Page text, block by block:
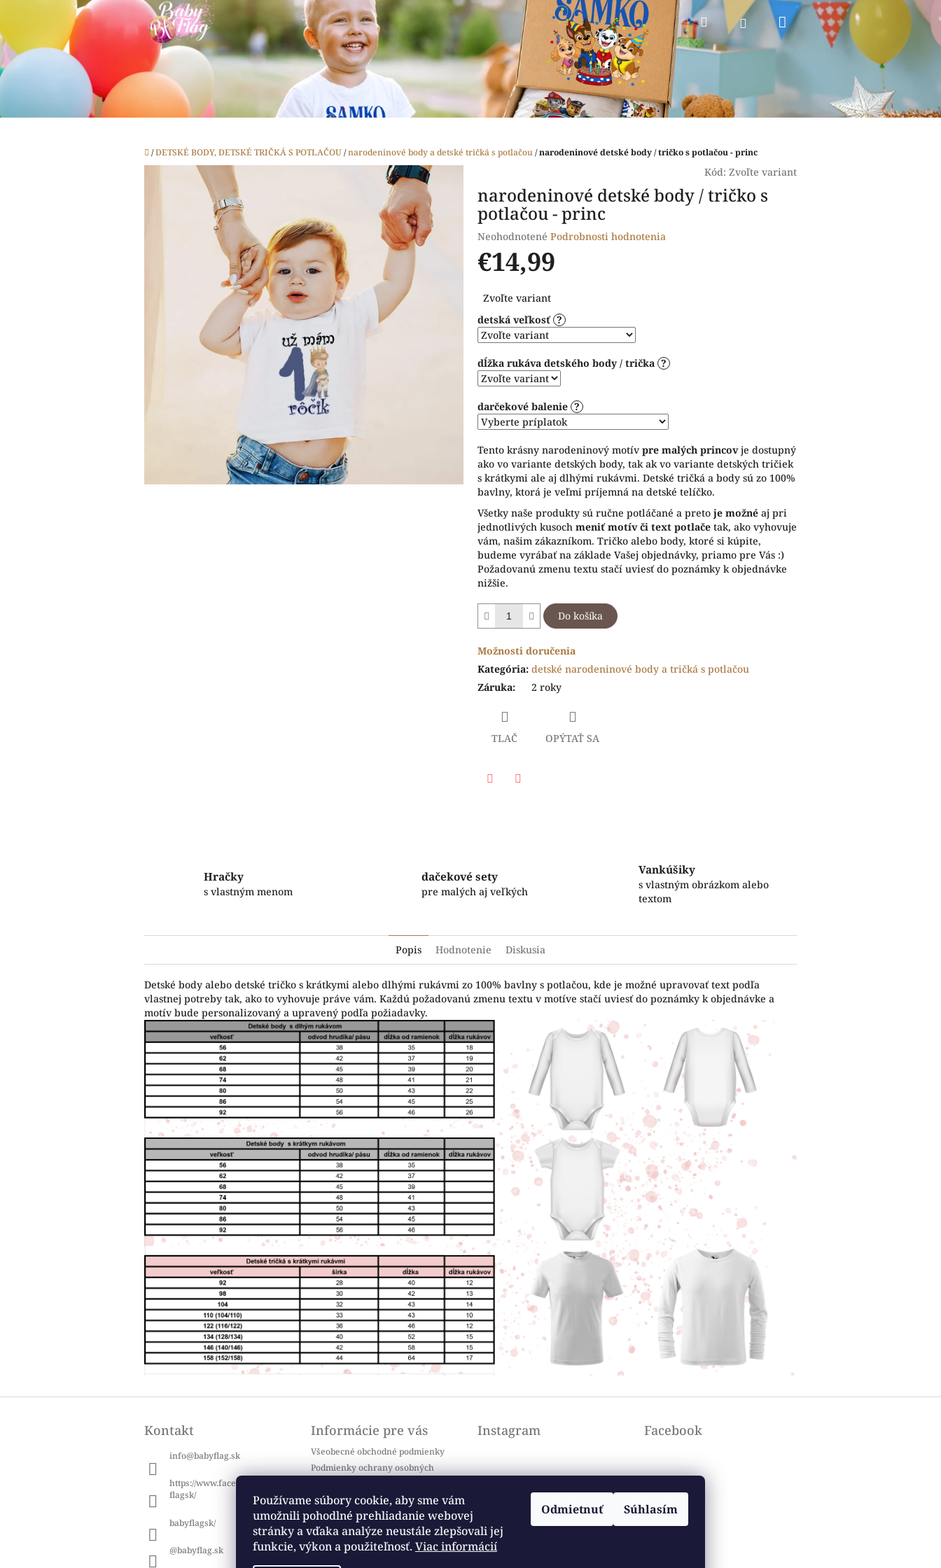
Používame súbory cookie, aby sme vám
umožnili pohodlné prehliadanie webovej
stránky a vďaka analýze neustále zlepšovali jej
funkcie, výkon a použiteľnosť. Viac informácií
Odmietnuť Súhlasím
obsah
HľadaťPrihlásenieNákupný
Domov
/DETSKÉ BODY, DETSKÉ TRIČKÁ S POTLAČOU/narodeninové body a detské tričká s potlačou/narodeninové detské body / tričko s potlačou - princ
Kód: Zvoľte variant
narodeninové detské body / tričko s
potlačou - princ
Priemerné
hodnotenie
produktu
0,0
5
hviezdičiek.
Neohodnotené Podrobnosti hodnotenia
€14,99
cena:
Zvoľte variant
detská veľkosť ?
dĺžka rukáva detského body / trička ?
darčekové balenie ?
Tento krásny narodeninový motív pre malých princovje dostupný
ako vo variante detských body, tak ak vo variante detských tričiek
s krátkymi ale aj dlhými rukávmi. Detské tričká a body sú zo 100%
bavlny, ktorá je veľmi príjemná na detské telíčko.
Všetky naše produkty sú ručne potláčané a preto je možné aj pri
jednotlivých kusoch meniť motív či text potlače tak, ako vyhovuje
vám, našim zákazníkom. Tričko alebo body, ktoré si kúpite,
budeme vyrábať na základe Vašej objednávky, priamo pre Vás :)
Požadovanú zmenu textu stačí uviesť do poznámky k objednávke
nižšie.
Do košíka
Možnosti doručenia
Kategória: detské narodeninové body a tričká s potlačou
Záruka: 2 roky
TLAČ OPÝTAŤ SA
Hračky
s vlastným menom
dačekové sety
pre malých aj veľkých
Vankúšiky
s vlastným obrázkom alebo
textom
Popis Hodnotenie Diskusia
Detské body alebo detské tričko s krátkymi alebo dlhými rukávmi zo 100% bavlny s potlačou, kde je možné upravovať text podľa
vlastnej potreby tak, ako to vyhovuje práve vám. Každú požadovanú zmenu textu v motíve stačí uviesť do poznámky k objednávke a
motív bude personalizovaný a upravený podľa požiadavky.
Z
Kontakt
info@babyflag.sk
https://www.facebook.com/baby
flagsk/
babyflagsk/
@babyflag.sk
Informácie pre vás
Všeobecné obchodné podmienky
Podmienky ochrany osobných
údajov
Doprava a platba
Kontakty
Často kladené otázky / FAQ
Moja objednávka
Instagram
Sledovať na Instagrame
Facebook